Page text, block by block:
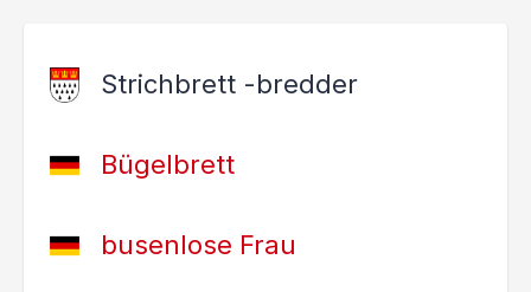
Strichbrett -bredder
Bügelbrett
busenlose Frau